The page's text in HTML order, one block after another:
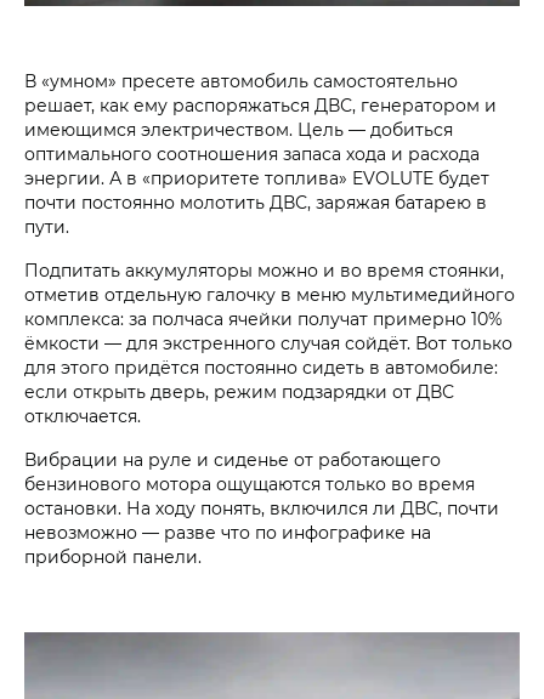
В «умном» пресете автомобиль самостоятельно
решает, как ему распоряжаться ДВС, генератором и
имеющимся электричеством. Цель — добиться
оптимального соотношения запаса хода и расхода
энергии. А в «приоритете топлива» EVOLUTE будет
почти постоянно молотить ДВС, заряжая батарею в
пути.
Подпитать аккумуляторы можно и во время стоянки,
отметив отдельную галочку в меню мультимедийного
комплекса: за полчаса ячейки получат примерно 10%
ёмкости — для экстренного случая сойдёт. Вот только
для этого придётся постоянно сидеть в автомобиле:
если открыть дверь, режим подзарядки от ДВС
отключается.
Вибрации на руле и сиденье от работающего
бензинового мотора ощущаются только во время
остановки. На ходу понять, включился ли ДВС, почти
невозможно — разве что по инфографике на
приборной панели.